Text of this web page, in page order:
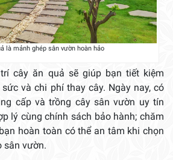
là mảnh ghép sân vườn hoàn hảo
cây ăn quả sẽ giúp bạn tiết kiệm
và chi phí thay cây. Ngày nay, có
cấp và trồng cây sân vườn uy tín
lý cùng chính sách bảo hành; chăm
hoàn toàn có thể an tâm khi chọn
sân vườn.